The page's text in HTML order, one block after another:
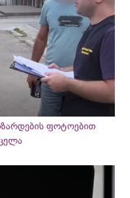
ფოტოებით